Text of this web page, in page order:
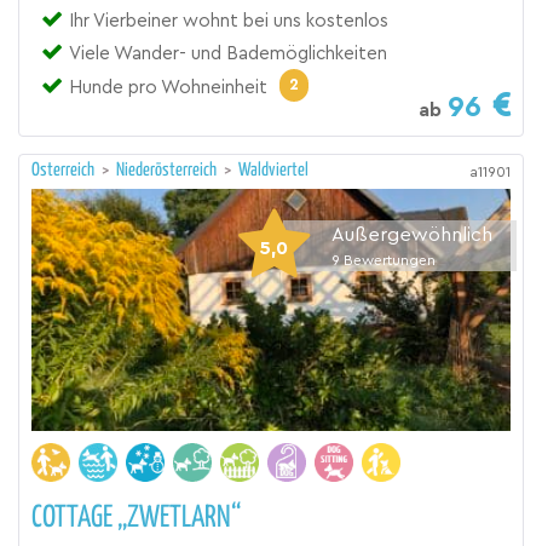
Ihr Vierbeiner wohnt bei uns kostenlos
Viele Wander- und Bademöglichkeiten
Hunde pro Wohneinheit
2
ab 96
Österreich > Niederösterreich > Waldviertel a11901
5,0
Außergewöhnlich
9 Bewertungen
COTTAGE „ZWETLARN“